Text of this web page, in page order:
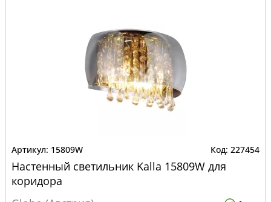
15809W 227454
Настенный светильник Kalla 15809W для
коридора